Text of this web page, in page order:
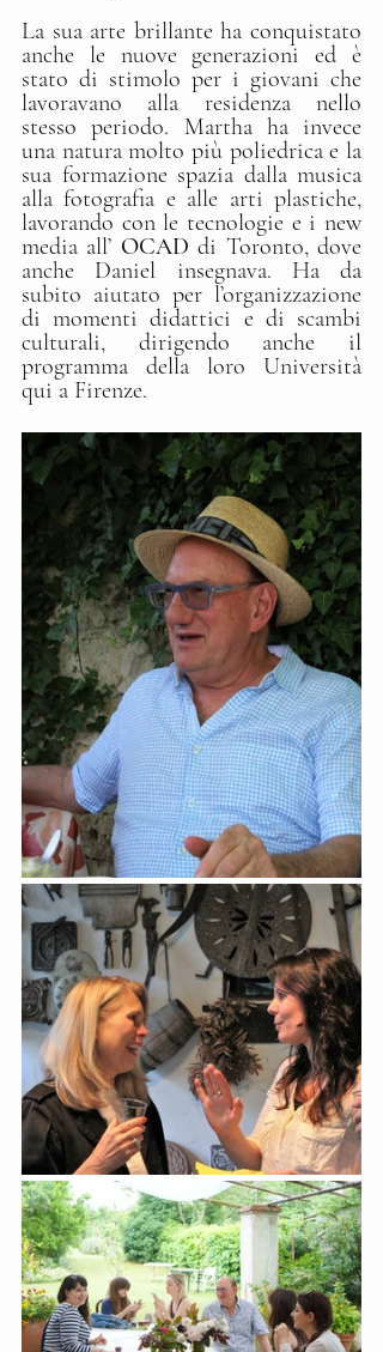
La sua arte brillante ha conquistato
anche le nuove generazioni ed è
stato di stimolo per i giovani che
lavoravano alla residenza nello
stesso periodo. Martha ha invece
una natura molto più poliedrica e la
sua formazione spazia dalla musica
alla fotografia e alle arti plastiche,
lavorando con le tecnologie e i new
media all’ OCAD di Toronto, dove
anche Daniel insegnava. Ha da
subito aiutato per l’organizzazione
di momenti didattici e di scambi
culturali, dirigendo anche il
programma della loro Università
qui a Firenze.